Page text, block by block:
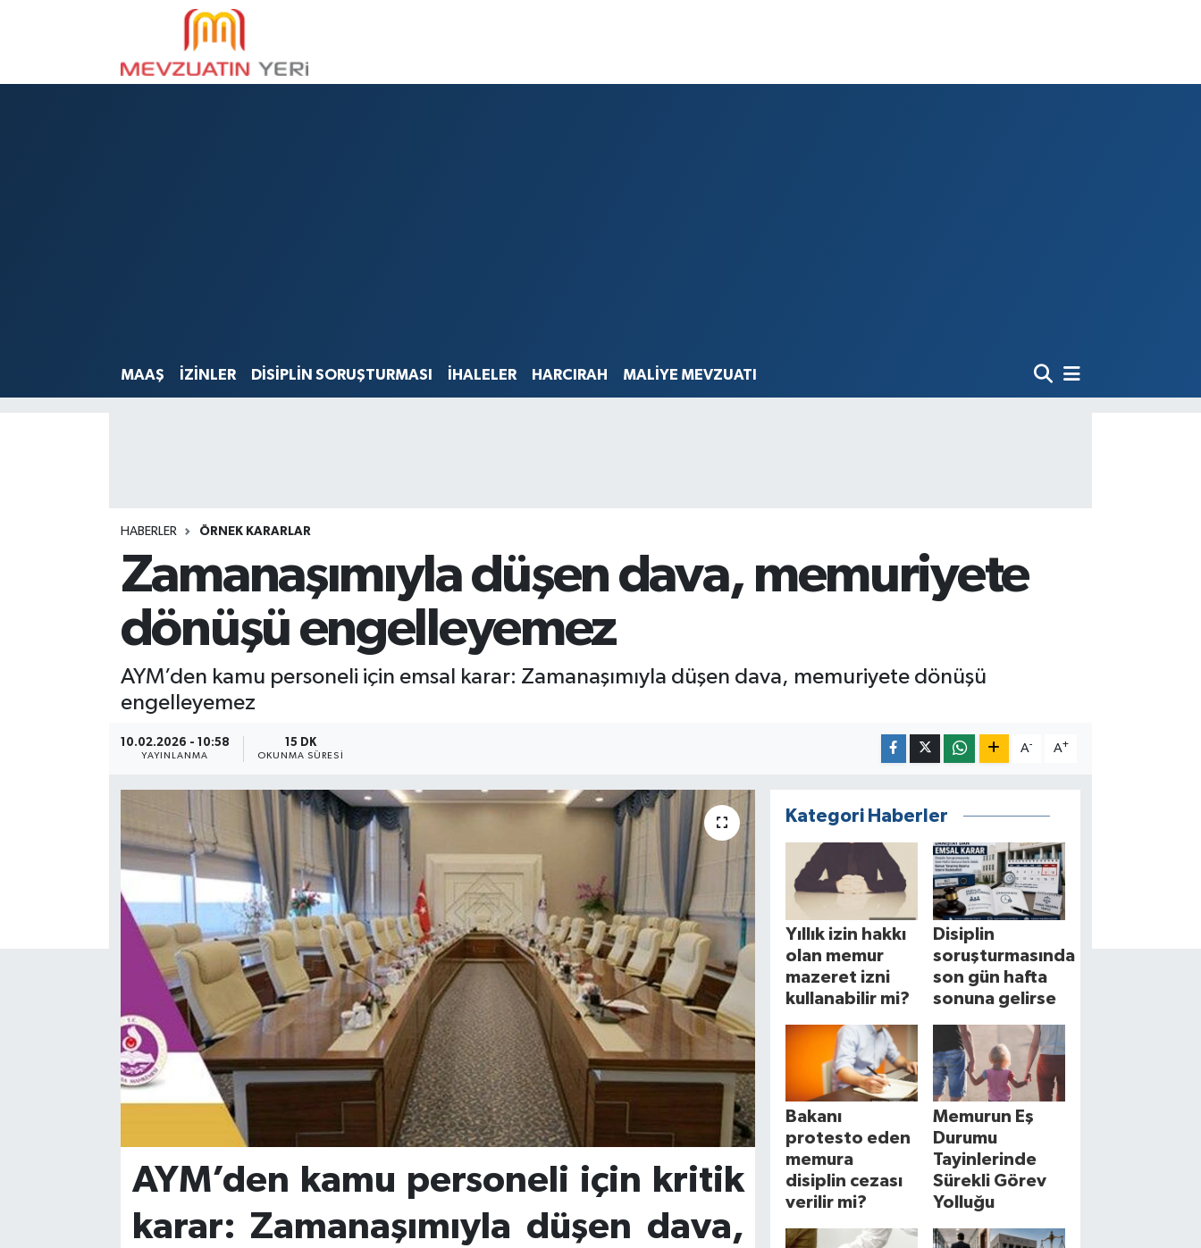
MAAŞ İZİNLER DİSİPLİN SORUŞTURMASI İHALELER HARCIRAH MALİYE MEVZUATI
HABERLER ÖRNEK KARARLAR
Zamanaşımıyla düşen dava, memuriyete
dönüşü engelleyemez
AYM’den kamu personeli için emsal karar: Zamanaşımıyla düşen dava, memuriyete dönüşü
engelleyemez
10.02.2026 - 10:58
YAYINLANMA
15 DK
OKUNMA SÜRESI
A- A+
AYM’den kamu personeli için kritik
karar: Zamanaşımıyla düşen dava,
Kategori Haberler
Yıllık izin hakkı
olan memur
mazeret izni
kullanabilir mi?
Disiplin
soruşturmasında
son gün hafta
sonuna gelirse
Bakanı
protesto eden
memura
disiplin cezası
verilir mi?
Memurun Eş
Durumu
Tayinlerinde
Sürekli Görev
Yolluğu